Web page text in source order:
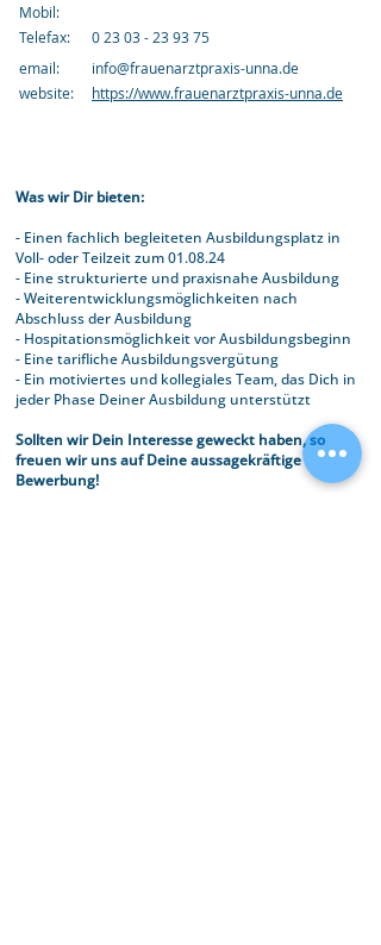
Mobil:
Telefax:
email:
website:
0 23 03 - 23 93 75
info@frauenarztpraxis-unna.de
https://www.frauenarztpraxis-unna.de
Was wir Dir bieten:
- Einen fachlich begleiteten Ausbildungsplatz in
Voll- oder Teilzeit zum 01.08.24
- Eine strukturierte und praxisnahe Ausbildung
- Weiterentwicklungsmöglichkeiten nach
Abschluss der Ausbildung
- Hospitationsmöglichkeit vor Ausbildungsbeginn
- Eine tarifliche Ausbildungsvergütung
- Ein motiviertes und kollegiales Team, das Dich in
jeder Phase Deiner Ausbildung unterstützt
Sollten wir Dein Interesse geweckt haben, so
freuen wir uns auf Deine aussagekräftige
Bewerbung!